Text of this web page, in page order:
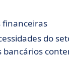
financeiras
do